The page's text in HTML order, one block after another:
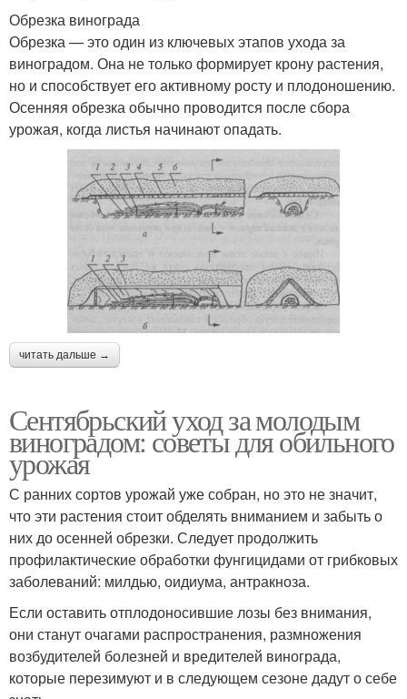
Обрезка винограда
Обрезка — это один из ключевых этапов ухода за
виноградом. Она не только формирует крону растения,
но и способствует его активному росту и плодоношению.
Осенняя обрезка обычно проводится после сбора
урожая, когда листья начинают опадать.
читать дальше →
Сентябрьский уход за молодым
виноградом: советы для обильного
урожая
С ранних сортов урожай уже собран, но это не значит,
что эти растения стоит обделять вниманием и забыть о
них до осенней обрезки. Следует продолжить
профилактические обработки фунгицидами от грибковых
заболеваний: милдью, оидиума, антракноза.
Если оставить отплодоносившие лозы без внимания,
они станут очагами распространения, размножения
возбудителей болезней и вредителей винограда,
которые перезимуют и в следующем сезоне дадут о себе